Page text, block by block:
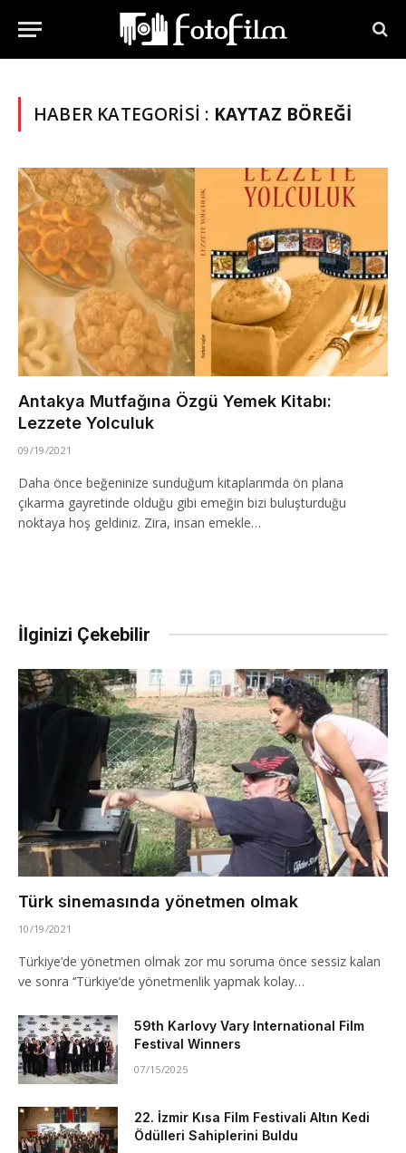
HABER KATEGORISI : KAYTAZ BÖREĞI
Antakya Mutfağına Özgü Yemek Kitabı:
Lezzete Yolculuk
09/19/2021
Daha önce beğeninize sunduğum kitaplarımda ön plana
çıkarma gayretinde olduğu gibi emeğin bizi buluşturduğu
noktaya hoş geldiniz. Zira, insan emekle…
İlginizi Çekebilir
Türk sinemasında yönetmen olmak
10/19/2021
Türkiye’de yönetmen olmak zor mu soruma önce sessiz kalan
ve sonra ‘‘Türkiye’de yönetmenlik yapmak kolay…
59th Karlovy Vary International Film
Festival Winners
07/15/2025
22. İzmir Kısa Film Festivali Altın Kedi
Ödülleri Sahiplerini Buldu